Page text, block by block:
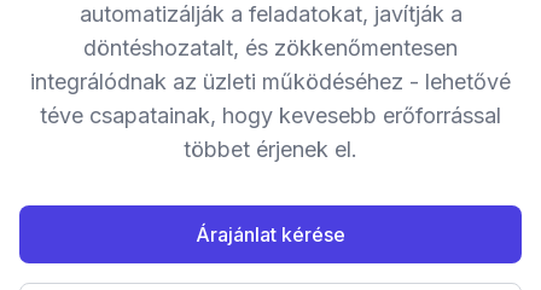
automatizálják a feladatokat, javítják a
döntéshozatalt, és zökkenőmentesen
integrálódnak az üzleti működéséhez - lehetővé
téve csapatainak, hogy kevesebb erőforrással
többet érjenek el.
Árajánlat kérése